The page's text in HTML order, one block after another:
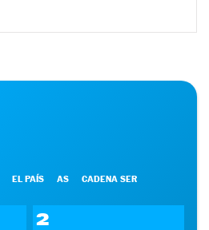
EL PAÍS AS CADENA SER
2